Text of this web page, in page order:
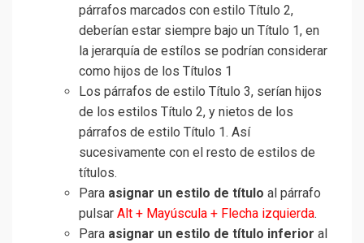
párrafos marcados con estilo Título 2,
deberían estar siempre bajo un Título 1, en
la jerarquía de estílos se podrían considerar
como hijos de los Títulos 1
Los párrafos de estilo Título 3, serían hijos
de los estilos Título 2, y nietos de los
párrafos de estilo Título 1. Así
sucesivamente con el resto de estilos de
títulos.
Para asignar un estilo de título al párrafo
pulsar Alt + Mayúscula + Flecha izquierda.
Para asignar un estilo de título inferior al